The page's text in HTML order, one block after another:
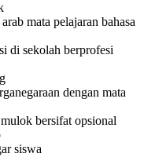
mata pelajaran bahasa
di sekolah berprofesi
dengan mata
bersifat opsional
siswa